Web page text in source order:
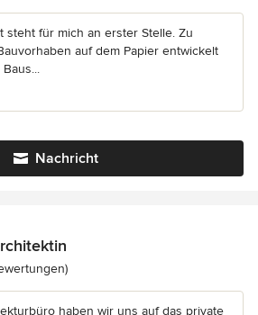
steht für mich an erster Stelle. Zu
auf dem Papier entwickelt
Nachricht
5 von 5 Sternen
haben wir uns auf das private